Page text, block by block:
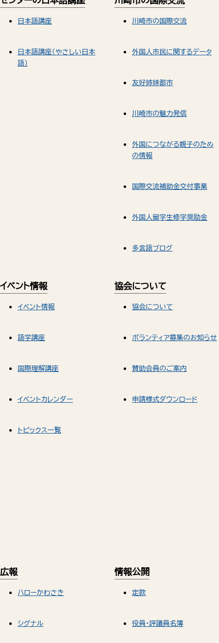
日本語講座
日本語講座（やさしい日本
語）
川崎市の国際交流
外国人市民に関するデータ
友好姉妹都市
川崎市の魅力発信
外国につながる親子のため
の情報
国際交流補助金交付事業
外国人留学生修学奨励金
多言語ブログ
イベント情報
イベント情報
語学講座
国際理解講座
イベントカレンダー
トピックス一覧
協会について
協会について
ボランティア募集のお知らせ
賛助会員のご案内
申請様式ダウンロード
広報
ハローかわさき
シグナル
情報公開
定款
役員・評議員名簿